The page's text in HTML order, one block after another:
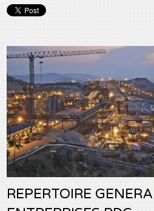
REPERTOIRE